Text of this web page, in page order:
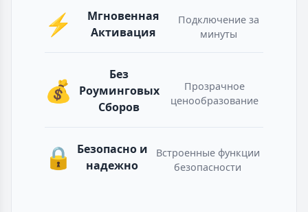
⚡
Мгновенная
Активация
Подключение за
минуты
💰
Без
Роуминговых
Сборов
Прозрачное
ценообразование
🔒
Безопасно и
надежно
Встроенные функции
безопасности